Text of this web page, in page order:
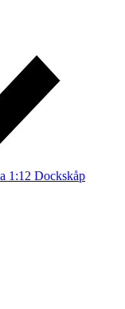
1:12 Dockskåp